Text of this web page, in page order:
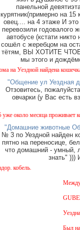
панельной
курятник(примерно на 15
овец.... на 4 этаже И
перевозили годовалого
автобусе (кстати
сошёл с жеребцом на
тётям, ВЫ ХОТИТЕ
мы этого и
Уездной найдена кошечка
"Общение ул Уездная
Отзовитесь,
овчарки (у Вас есть
месяца проживает кот.
"Домашние животные
№ 3 по Уездной найден
пятно на переносице,
что домашний - умный,
знать" )))
Между
Был